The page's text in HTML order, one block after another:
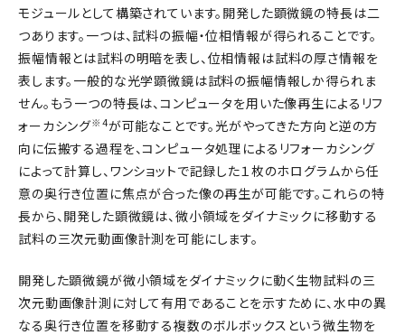
モジュールとして構築されています。開発した顕微鏡の特長は二
つあります。一つは、試料の振幅・位相情報が得られることです。
振幅情報とは試料の明暗を表し、位相情報は試料の厚さ情報を
表します。一般的な光学顕微鏡は試料の振幅情報しか得られま
せん。もう一つの特長は、コンピュータを用いた像再生によるリフ
ォーカシング※4が可能なことです。光がやってきた方向と逆の方
向に伝搬する過程を、コンピュータ処理によるリフォーカシング
によって計算し、ワンショットで記録した１枚のホログラムから任
意の奥行き位置に焦点が合った像の再生が可能です。これらの特
長から、開発した顕微鏡は、微小領域をダイナミックに移動する
試料の三次元動画像計測を可能にします。
開発した顕微鏡が微小領域をダイナミックに動く生物試料の三
次元動画像計測に対して有用であることを示すために、水中の異
なる奥行き位置を移動する複数のボルボックスという微生物を